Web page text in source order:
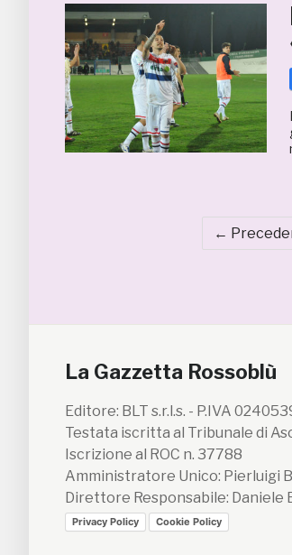
←
La Gazzetta Rossoblù
Editore: BLT s.r.l.s. - P.IVA
Testata iscritta al Tribunale di
Iscrizione al ROC n. 37788
Amministratore Unico: Pierluigi
Direttore Responsabile: Daniele
Privacy Policy Cookie Policy